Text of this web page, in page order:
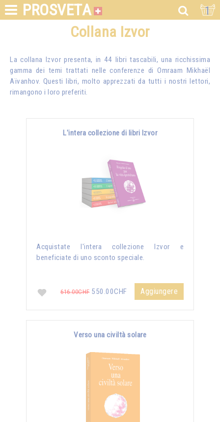
PROSVETA 1
Collana Izvor
La collana Izvor presenta, in 44 libri tascabili, una ricchissima
gamma dei temi trattati nelle conferenze diOmraam Mikhaël
Aïvanhov. Questi libri, molto apprezzati da tutti i nostri lettori,
rimangono i loro preferiti.
L'intera collezione di libri Izvor
Acquistate l'intera collezione Izvor e
beneficiate di uno sconto speciale.
616.00CHF550.00CHF Aggiungere
Verso una civiltà solare